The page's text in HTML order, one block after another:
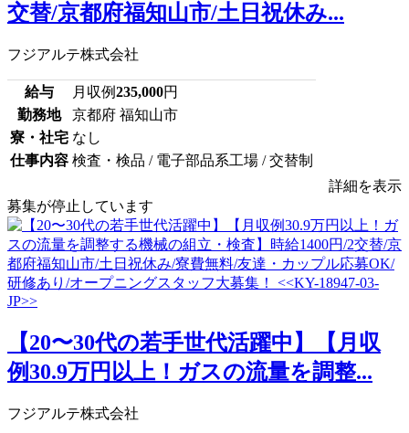
交替/京都府福知山市/土日祝休み...
フジアルテ株式会社
給与 月収例235,000円
勤務地
京都府 福知山市
寮・社宅 なし
仕事内容 検査・検品 / 電子部品系工場 / 交替制
詳細を表示
募集が停止しています
【20〜30代の若手世代活躍中】【月収
例30.9万円以上！ガスの流量を調整...
フジアルテ株式会社